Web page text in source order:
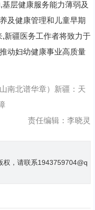
层健康服务能力薄弱及
及健康管理和儿童早期
新疆医务工作者将致力于
动妇幼健康事业高质量
南北谱华章）新疆：天
责任编辑：李晓灵
权，请联系1943759704@q